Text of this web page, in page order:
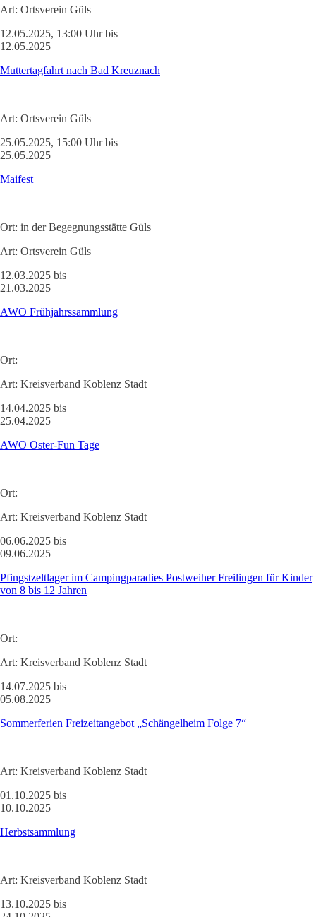
Art: Ortsverein Güls
12.05.2025, 13:00 Uhr bis
12.05.2025
Muttertagfahrt nach Bad Kreuznach
Art: Ortsverein Güls
25.05.2025, 15:00 Uhr bis
25.05.2025
Maifest
Ort: in der Begegnungsstätte Güls
Art: Ortsverein Güls
12.03.2025 bis
21.03.2025
AWO Frühjahrssammlung
Ort:
Art: Kreisverband Koblenz Stadt
14.04.2025 bis
25.04.2025
AWO Oster-Fun Tage
Ort:
Art: Kreisverband Koblenz Stadt
06.06.2025 bis
09.06.2025
Pfingstzeltlager im Campingparadies Postweiher Freilingen für Kinder
von 8 bis 12 Jahren
Ort:
Art: Kreisverband Koblenz Stadt
14.07.2025 bis
05.08.2025
Sommerferien Freizeitangebot „Schängelheim Folge 7“
Art: Kreisverband Koblenz Stadt
01.10.2025 bis
10.10.2025
Herbstsammlung
Art: Kreisverband Koblenz Stadt
13.10.2025 bis